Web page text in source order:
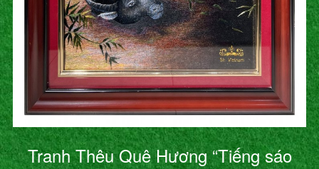
Tranh Thêu Quê Hương “Tiếng sáo